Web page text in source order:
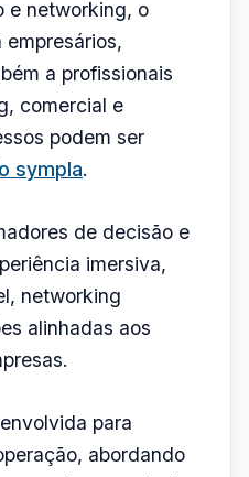
Club
sua nova edição
na Arena
dos Campos.
principais
networking, o
a profissionais
comercial e